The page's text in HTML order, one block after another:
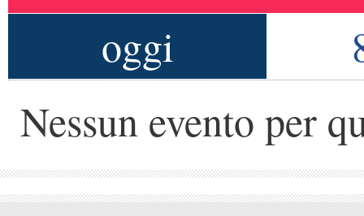
oggi
Nessun evento per